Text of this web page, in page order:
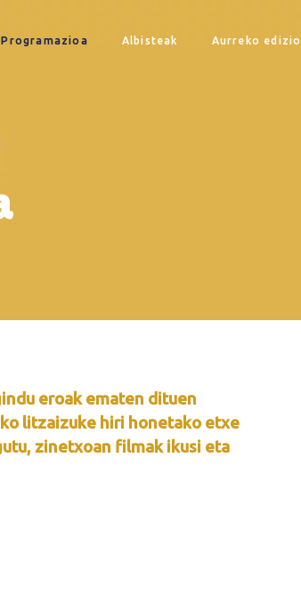
Programazioa Albisteak Aurreko
eroak ematen dituen
litzaizuke hiri honetako etxe
zinetxoan filmak ikusi eta